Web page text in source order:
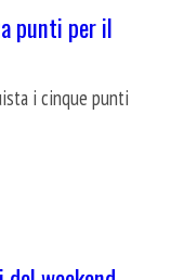
punti per il
i cinque punti